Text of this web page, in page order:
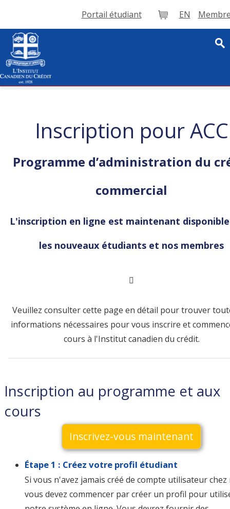
Portail étudiant Panier
EN
Inscription pour ACC
Programme d’administration du
commercial
L'inscription en ligne est maintenant
les nouveaux étudiants et nos membres
Veuillez consulter cette page en détail pour trouver
informations nécessaires pour vous inscrire et
cours à l'Institut canadien du crédit.
Inscription au programme et aux
cours
Inscrivez-vous maintenant
Étape 1 : Créez votre profil étudiant
Si vous n'avez jamais créé de compte utilisateur chez
vous devez commencer par créer un profil pour